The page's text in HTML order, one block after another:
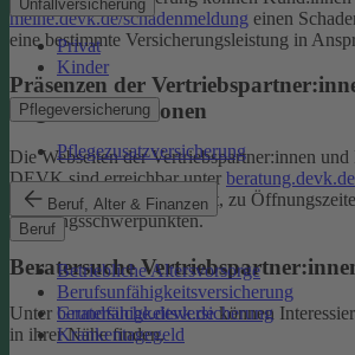
Unfallversicherung
Privat
Kinder
Pflegeversicherung
Pflegezusatzversicherung
Beruf, Alter & Finanzen
Beruf
Betriebliche Altersvorsorge
Berufsunfähigkeitsversicherung
Grundfähigkeitsversicherung
Krankentagegeld
meine.devk.de/schadenmeldung einen
eine bestimmte Versicherungsleistung in
Präsenzen der
Regionaldirektionen
Die Webseiten der Vertriebspartner:innen
DEVK sind erreichbar unter beratung.devk.de
Informationen zum Standort, zu
Beratungsschwerpunkten.
Beratersuche
Unter beratersuche.devk.dekönnen
in ihrer Nähe finden.